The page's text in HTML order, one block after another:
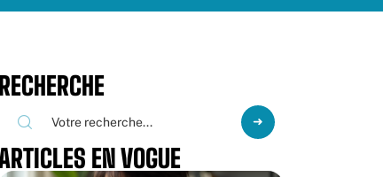
RECHERCHE
EN VOGUE